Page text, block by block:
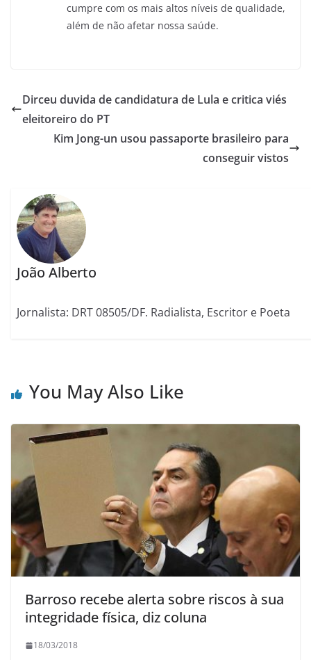
cumpre com os mais altos níveis de qualidade,
além de não afetar nossa saúde.
Dirceu duvida de candidatura de Lula e critica viés
eleitoreiro do PT
Kim Jong-un usou passaporte brasileiro para
conseguir vistos
João Alberto
Jornalista: DRT 08505/DF. Radialista, Escritor e Poeta
You May Also Like
Barroso recebe alerta sobre riscos à sua
integridade física, diz coluna
18/03/2018